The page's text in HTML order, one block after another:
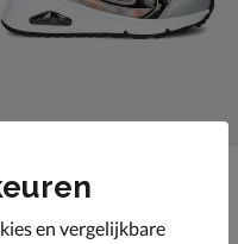
Uno Gen 1
sneakers - zilver
en vergelijkbare